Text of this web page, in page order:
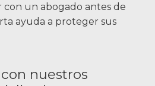
con un abogado antes de
ayuda a proteger sus
nuestros